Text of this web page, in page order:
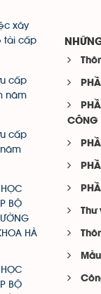
CÔNG
Thư
xây
tài cấp
cấp
năm
cấp
BỘ
HÀ
BỘ